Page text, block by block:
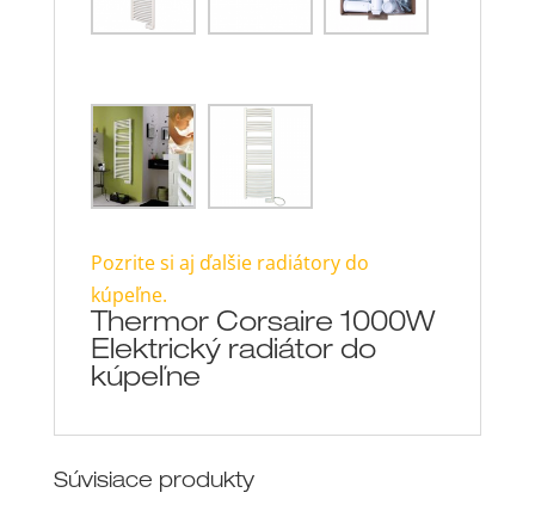
Pozrite si aj ďalšie radiátory do
kúpeľne.
Thermor Corsaire 1000W
Elektrický radiátor do
kúpeľne
Súvisiace produkty